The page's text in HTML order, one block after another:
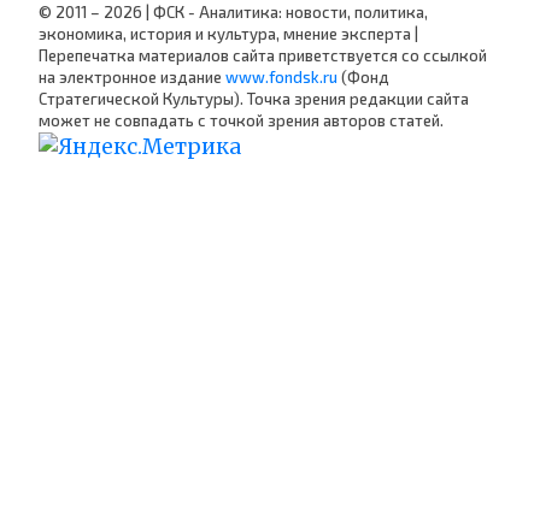
© 2011 – 2026 | ФСК - Аналитика: новости, политика,
экономика, история и культура, мнение эксперта |
Перепечатка материалов сайта приветствуется со ссылкой
на электронное издание www.fondsk.ru (Фонд
Стратегической Культуры). Точка зрения редакции сайта
может не совпадать с точкой зрения авторов статей.